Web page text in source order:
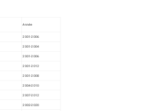
Année
2001-2006
2001-2004
2001-2006
2001-2012
2001-2008
2004-2010
2007-2012
2002-2020